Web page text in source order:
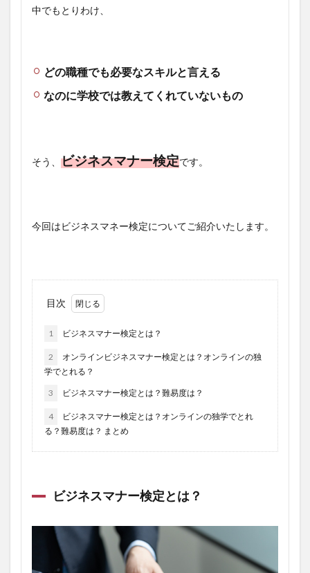
中でもとりわけ、
どの職種でも必要なスキルと言える
なのに学校では教えてくれていないもの
そう、 ビジネスマナー検定です。
今回はビジネスマネー検定についてご紹介いたします。
目次
1 ビジネスマナー検定とは？
2
オンラインビジネスマナー検定とは？オンラインの独
学でとれる？
3 ビジネスマナー検定とは？難易度は？
4
ビジネスマナー検定とは？オンラインの独学でとれ
る？難易度は？ まとめ
ビジネスマナー検定とは？